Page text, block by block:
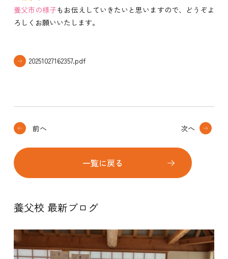
養父市の様子もお伝えしていきたいと思いますので、どうぞよ
ろしくお願いいたします。
20251027162357.pdf
前へ
一覧に戻る
次へ
養父校 最新ブログ